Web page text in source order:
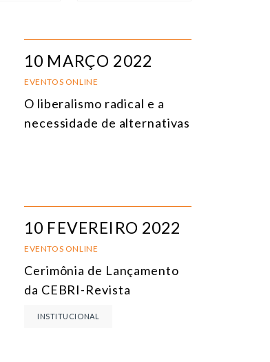
EVENTOS
TEMA
10 MARÇO 2022
EVENTOS ONLINE
O liberalismo radical e a
necessidade de alternativas
10 FEVEREIRO 2022
EVENTOS ONLINE
Cerimônia de Lançamento
da CEBRI-Revista
INSTITUCIONAL